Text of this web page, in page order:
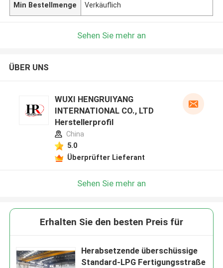
Min Bestellmenge Verkäuflich
Sehen Sie mehr an
ÜBER UNS
WUXI HENGRUIYANG
INTERNATIONAL CO., LTD
Herstellerprofil
China
5.0
Überprüfter Lieferant
Sehen Sie mehr an
Erhalten Sie den besten Preis für
Herabsetzende überschüssige
Standard-LPG Fertigungsstraße